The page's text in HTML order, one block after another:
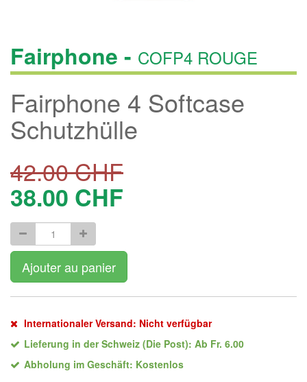
Fairphone - COFP4 ROUGE
Fairphone 4 Softcase
Schutzhülle
42.00CHF
38.00 CHF
Ajouter au panier
Internationaler Versand: Nicht verfügbar
Lieferung in der Schweiz (Die Post): Ab Fr. 6.00
Abholung im Geschäft: Kostenlos